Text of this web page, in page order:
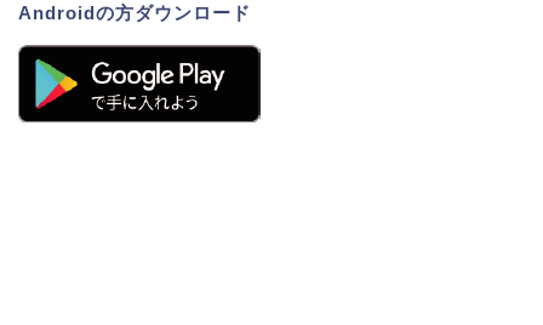
Androidの方ダウンロード